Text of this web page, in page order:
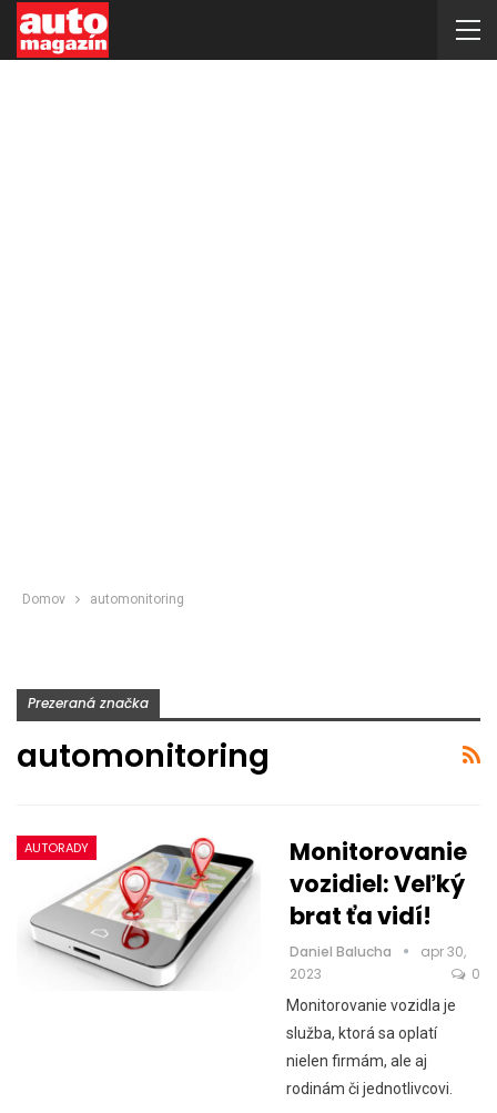
Domov automonitoring
Prezeraná značka
automonitoring
AUTORADY
Monitorovanie
vozidiel: Veľký
brat ťa vidí!
Daniel Balucha
apr 30,
2023
0
Monitorovanie vozidla je
služba, ktorá sa oplatí
nielen firmám, ale aj
rodinám či jednotlivcovi.